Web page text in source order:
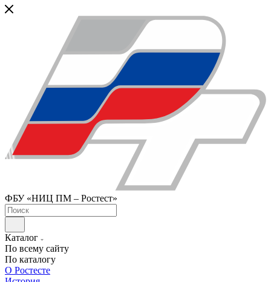
ФБУ «НИЦ ПМ – Ростест»
Каталог
По всему сайту
По каталогу
О Ростесте